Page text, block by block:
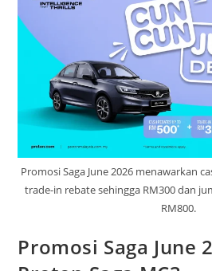
Promosi Saga June 2026 menawarkan
trade-in rebate sehingga RM300 dan
RM800.
Promosi Saga June